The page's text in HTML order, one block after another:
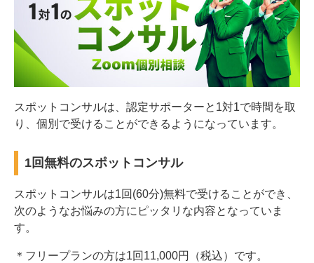
スポットコンサルは、認定サポーターと1対1で時間を取
り、個別で受けることができるようになっています。
1回無料のスポットコンサル
スポットコンサルは1回(60分)無料で受けることができ、
次のようなお悩みの方にピッタリな内容となっていま
す。
＊フリープランの方は1回11,000円（税込）です。